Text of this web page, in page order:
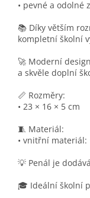
• pevné a odolné
📚 Díky větším
kompletní školní
🚀 Moderní
a skvěle doplní
📏 Rozměry:
• 23 × 16 × 5 cm
🧵 Materiál:
• vnitřní materiál:
💡 Penál je
🎓 Ideální školní